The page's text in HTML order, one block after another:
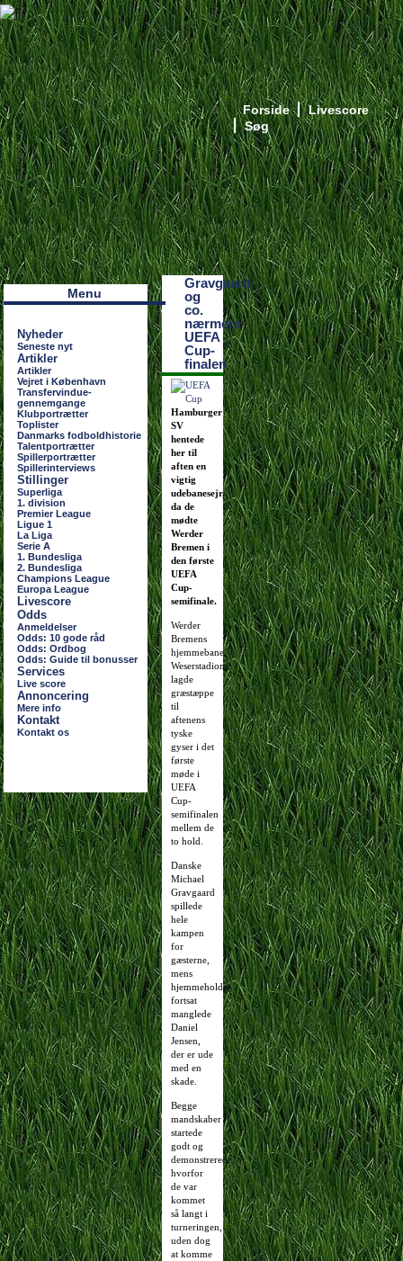
Forside
Livescore
Søg
Наши партнеры
лучшие займы
Menu
Nyheder
Seneste nyt
Artikler
Artikler
Vejret i København
Transfervindue-
gennemgange
Klubportrætter
Toplister
Danmarks fodboldhistorie
Talentportrætter
Spillerportrætter
Spillerinterviews
Stillinger
Superliga
1. division
Premier League
Ligue 1
La Liga
Serie A
1. Bundesliga
2. Bundesliga
Champions League
Europa League
Livescore
Odds
Anmeldelser
Odds: 10 gode råd
Odds: Ordbog
Odds: Guide til bonusser
Services
Live score
Annoncering
Mere info
Kontakt
Kontakt os
Gravgaard
og
co.
nærmere
UEFA
Cup-
finalen
Hamburger
SV
hentede
her til
aften en
vigtig
udebanesejr,
da de
mødte
Werder
Bremen i
den første
UEFA
Cup-
semifinale.
Werder
Bremens
hjemmebane,
Weserstadion,
lagde
græstæppe
til
aftenens
tyske
gyser i det
første
møde i
UEFA
Cup-
semifinalen
mellem de
to hold.
Danske
Michael
Gravgaard
spillede
hele
kampen
for
gæsterne,
mens
hjemmeholdet
fortsat
manglede
Daniel
Jensen,
der er ude
med en
skade.
Begge
mandskaber
startede
godt og
demonstrerede,
hvorfor
de var
kommet
så langt i
turneringen,
uden dog
at komme